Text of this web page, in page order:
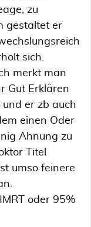
zu
gestaltet er
sich.
merkt man
Gut Erklären
er zb auch
einen Oder
Ahnung zu
Titel
umso feinere
oder 95%